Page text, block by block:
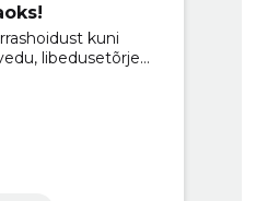
kuni
libedusetõrje,